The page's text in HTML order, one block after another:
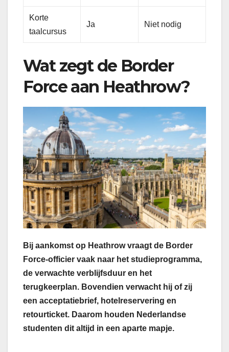
Korte
taalcursus
Ja Niet nodig
Wat zegt de Border
Force aan Heathrow?
Bij aankomst op Heathrow vraagt de Border
Force-officier vaak naar het studieprogramma,
de verwachte verblijfsduur en het
terugkeerplan. Bovendien verwacht hij of zij
een acceptatiebrief, hotelreservering en
retourticket. Daarom houden Nederlandse
studenten dit altijd in een aparte mapje.